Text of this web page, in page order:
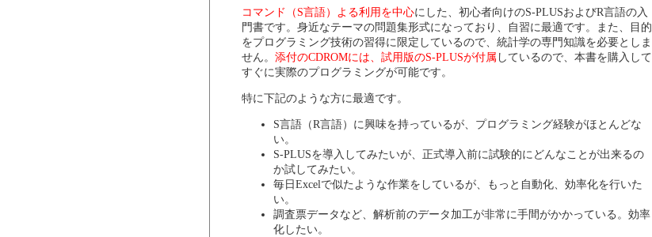
コマンド（S言語）よる利用を中心にした、初心者向けのS-PLUSおよびR言語の入
門書です。身近なテーマの問題集形式になっており、自習に最適です。また、目的
をプログラミング技術の習得に限定しているので、統計学の専門知識を必要としま
せん。 添付のCDROMには、試用版のS-PLUSが付属 しているので、本書を購入して
すぐに実際のプログラミングが可能です。
特に下記のような方に最適です。
S言語（R言語）に興味を持っているが、プログラミング経験がほとんどな
い。
S-PLUSを導入してみたいが、正式導入前に試験的にどんなことが出来るの
か試してみたい。
毎日Excelで似たような作業をしているが、もっと自動化、効率化を行いた
い。
調査票データなど、解析前のデータ加工が非常に手間がかかっている。効率
化したい。